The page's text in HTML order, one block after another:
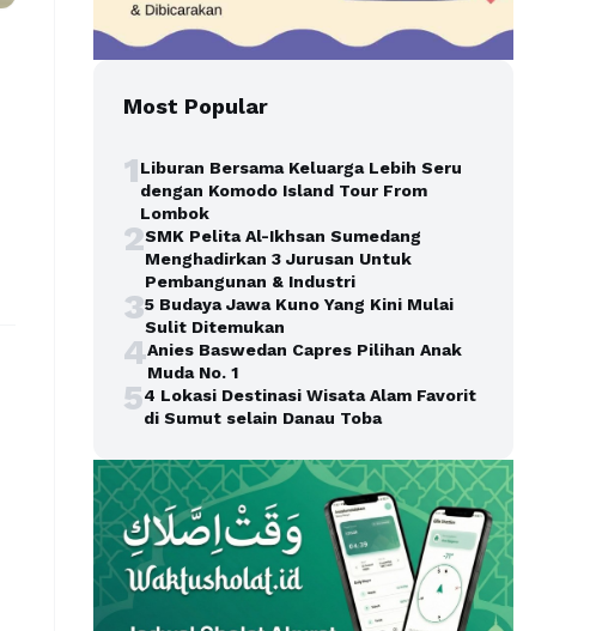
Most Popular
1Liburan Bersama Keluarga Lebih Seru
dengan Komodo Island Tour From
Lombok
2SMK Pelita Al-Ikhsan Sumedang
Menghadirkan 3 Jurusan Untuk
Pembangunan & Industri
35 Budaya Jawa Kuno Yang Kini Mulai
Sulit Ditemukan
4Anies Baswedan Capres Pilihan Anak
Muda No. 1
54 Lokasi Destinasi Wisata Alam Favorit
di Sumut selain Danau Toba